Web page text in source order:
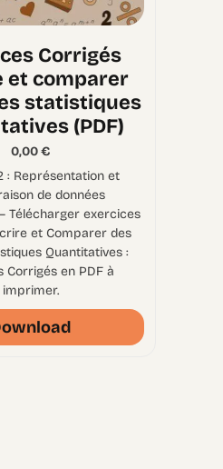
Corrigés
et comparer
statistiques
(PDF)
0,00€
: Représentation et
de données
Télécharger exercices
et Comparer des
Quantitatives :
Corrigés en PDF à
imprimer.